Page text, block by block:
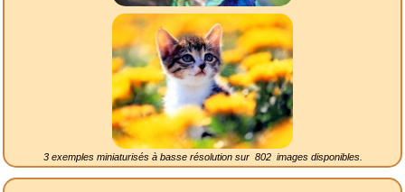
3 exemples miniaturisés à basse résolution sur 802images disponibles.